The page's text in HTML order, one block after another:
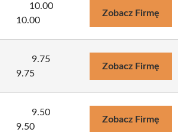
10.00
10.00
Zobacz Firmę
9.75
9.75
Zobacz Firmę
9.50
9.50
Zobacz Firmę